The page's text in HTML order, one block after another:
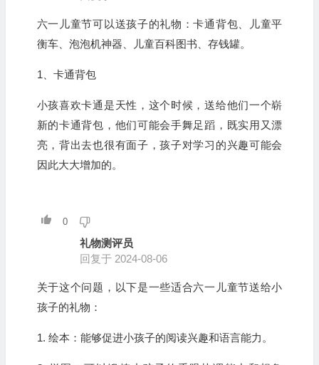
六一儿童节可以送孩子的礼物：卡通背包、儿童平
衡车、泡泡机神器、儿童百科图书、存钱罐。
1、卡通背包
小孩喜欢卡通是天性，这个时候，送给他们一个崭
新的卡通背包，他们可能会手舞足蹈，既实用又漂
亮，背出去也很有面子，孩子对学习的兴趣可能会
因此大大增加的。
0
礼物测评员
回复于 2024-08-06
关于这个问题，以下是一些适合六一儿童节送给小
孩子的礼物：
1. 绘本：能够促进小孩子的阅读兴趣和语言能力。